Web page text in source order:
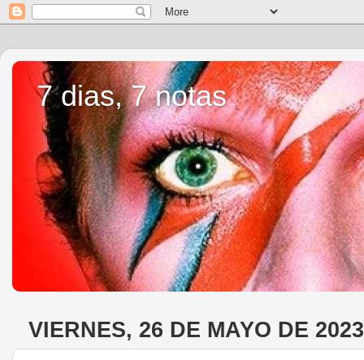
7 dias, 7 notas
VIERNES, 26 DE MAYO DE 2023